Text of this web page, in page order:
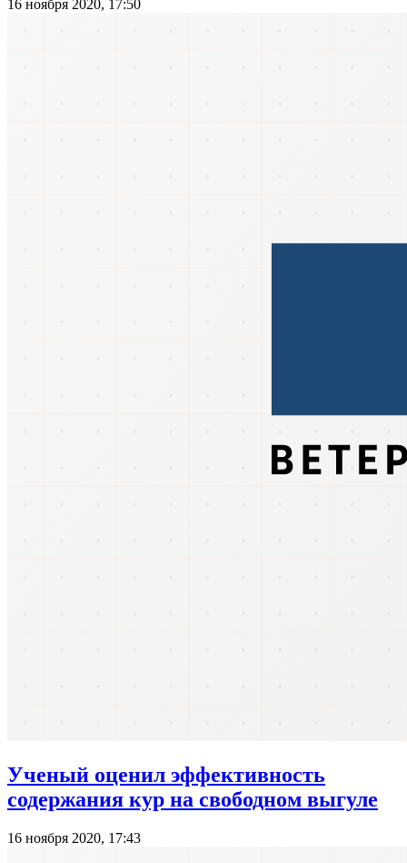
16 ноября 2020, 17:50
Ученый оценил эффективность
содержания кур на свободном выгуле
16 ноября 2020, 17:43